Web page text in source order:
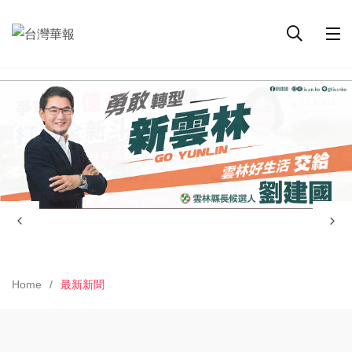
Home 最新新聞